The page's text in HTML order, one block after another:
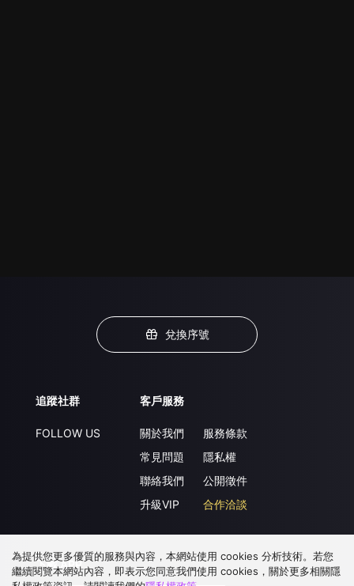
兌換序號
追蹤社群
FOLLOW US
客戶服務
關於我們
常見問題
聯絡我們
升級VIP
服務條款
隱私權
公開徵件
合作洽談
下載 APP
為提供您更多優質的服務與內容，本網站使用 cookies 分析技術。若您
繼續閱覽本網站內容，即表示您同意我們使用 cookies，關於更多相關隱